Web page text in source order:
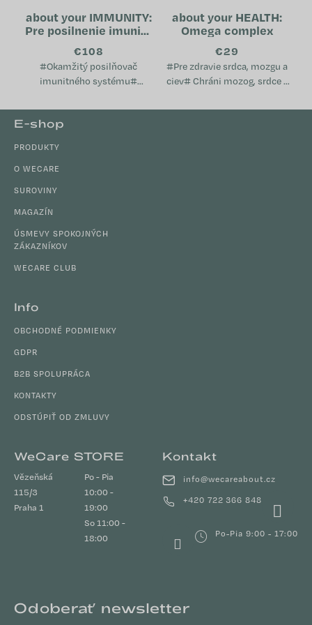
about your IMMUNITY:
Pre posilnenie imunity
€108
#Okamžitý posilňovač
imunitného systému#
imunitného systému
Napomáha pri oslabení
about your HEALTH:
Omega complex
€29
#Pre zdravie srdca, mozgu a
ciev# Chráni mozog, srdce a
normálnu hladinu
E-shop
PRODUKTY
O WECARE
SUROVINY
MAGAZÍN
ÚSMEVY SPOKOJNÝCH
ZÁKAZNÍKOV
WECARE CLUB
Info
OBCHODNÉ PODMIENKY
GDPR
B2B SPOLUPRÁCA
KONTAKTY
ODSTÚPIŤ OD ZMLUVY
WeCare STORE
Vězeňská
115/3
Praha 1
Po - Pia
10:00 -
19:00
So 11:00 -
18:00
Kontakt
info@wecareabout.cz
+420 722 366 848
Po-Pia 9:00 - 17:00
Odoberať newsletter